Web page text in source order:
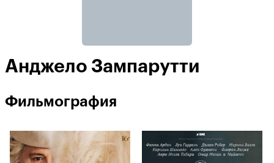
Анджело Зампарутти
Фильмография